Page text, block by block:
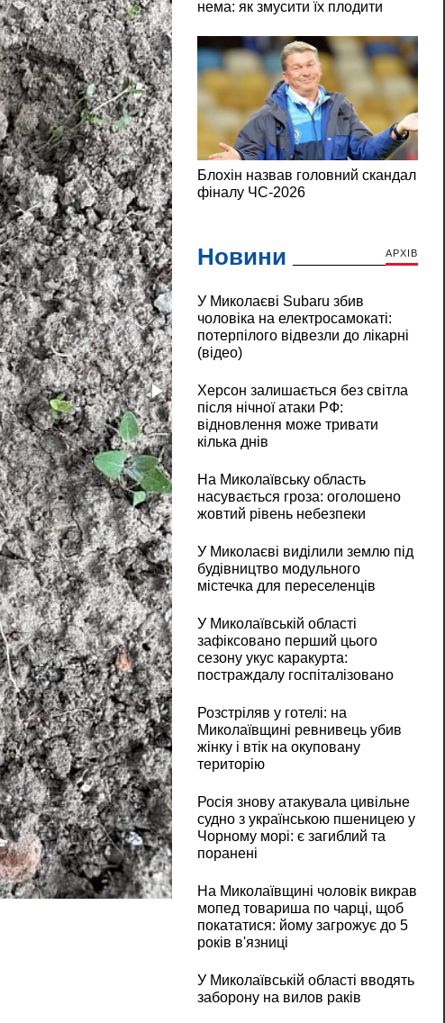
Армія РФ обстріляла Очаків із артилерії
Новини АРХІВ
У Миколаєві Subaru збив
чоловіка на електросамокаті:
потерпілого відвезли до лікарні
(відео)
Херсон залишається без світла
після нічної атаки РФ:
відновлення може тривати
кілька днів
На Миколаївську область
насувається гроза: оголошено
жовтий рівень небезпеки
У Миколаєві виділили землю під
будівництво модульного
містечка для переселенців
У Миколаївській області
зафіксовано перший цього
сезону укус каракурта:
постраждалу госпіталізовано
Розстріляв у готелі: на
Миколаївщині ревнивець убив
жінку і втік на окуповану
територію
Росія знову атакувала цивільне
судно з українською пшеницею у
Чорному морі: є загиблий та
поранені
На Миколаївщині чоловік викрав
мопед товариша по чарці, щоб
покататися: йому загрожує до 5
років в'язниці
У Миколаївській області вводять
заборону на вилов раків